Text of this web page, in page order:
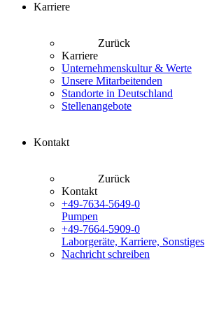
Karriere
Zurück
Karriere
Unternehmenskultur & Werte
Unsere Mitarbeitenden
Standorte in Deutschland
Stellenangebote
Kontakt
Zurück
Kontakt
+49-7634-5649-0
Pumpen
+49-7664-5909-0
Laborgeräte, Karriere, Sonstiges
Nachricht schreiben